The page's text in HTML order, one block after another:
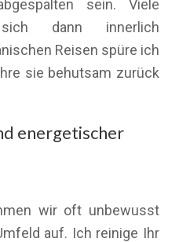
sein. Viele
dann innerlich
Reisen spüre ich
sie behutsam zurück
energetischer
wir oft unbewusst
auf. Ich reinige Ihr